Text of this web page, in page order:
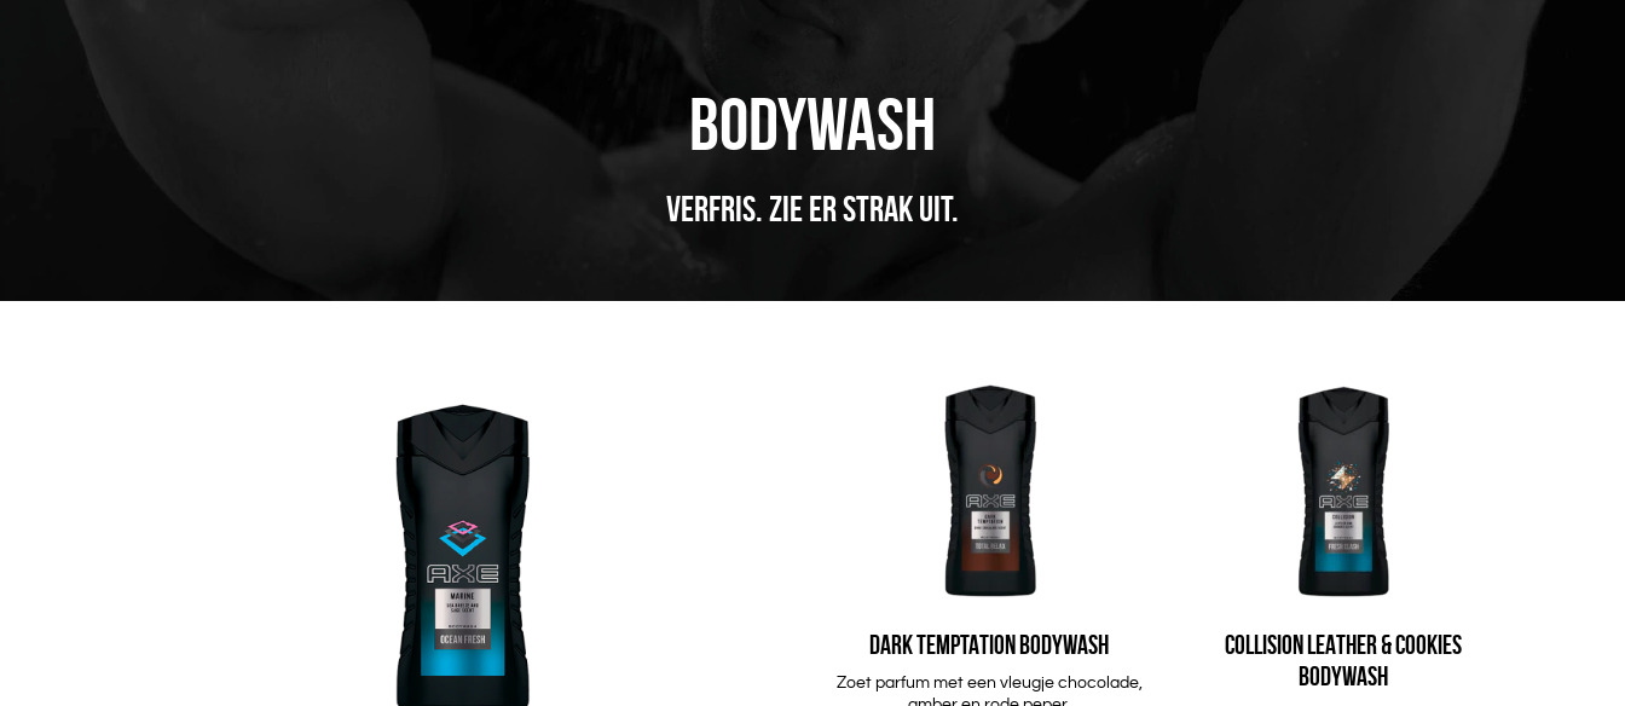
BODYWASH
VERFRIS. ZIE ER STRAK UIT.
DARK TEMPTATION BODYWASH
Zoet parfum met een vleugje chocolade,
COLLISION LEATHER & COOKIES
BODYWASH